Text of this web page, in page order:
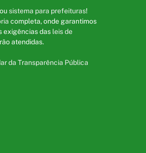
sistema para prefeituras!
completa, onde garantimos
exigências das leis de
atendidas.
da Transparência Pública